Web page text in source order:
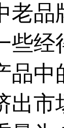
老
些经
品
市